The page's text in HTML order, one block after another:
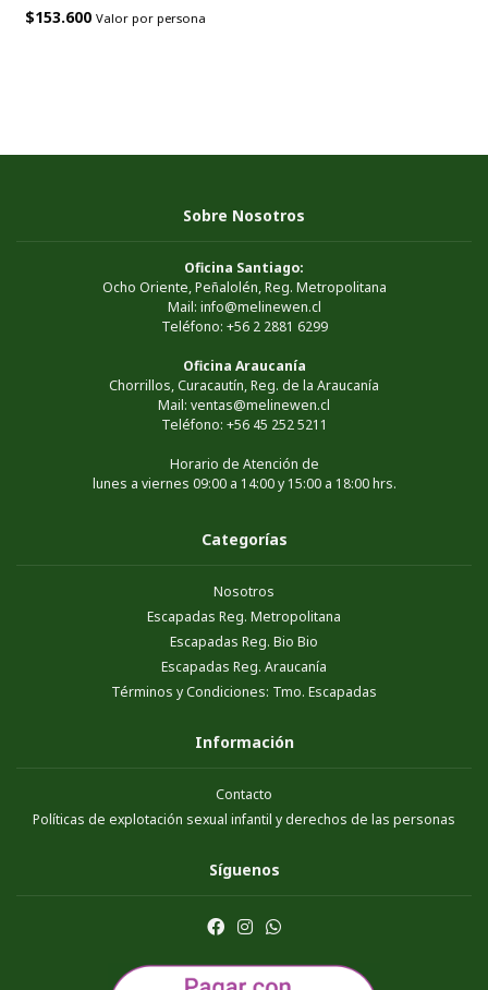
$153.600 Valor por persona
Sobre Nosotros
Oficina Santiago:
Ocho Oriente, Peñalolén, Reg. Metropolitana
Mail: info@melinewen.cl
Teléfono: +56 2 2881 6299
Oficina Araucanía
Chorrillos, Curacautín, Reg. de la Araucanía
Mail: ventas@melinewen.cl
Teléfono: +56 45 252 5211
Horario de Atención de
lunes a viernes 09:00 a 14:00 y 15:00 a 18:00 hrs.
Categorías
Nosotros
Escapadas Reg. Metropolitana
Escapadas Reg. Bio Bio
Escapadas Reg. Araucanía
Términos y Condiciones: Tmo. Escapadas
Información
Contacto
Políticas de explotación sexual infantil y derechos de las personas
Síguenos